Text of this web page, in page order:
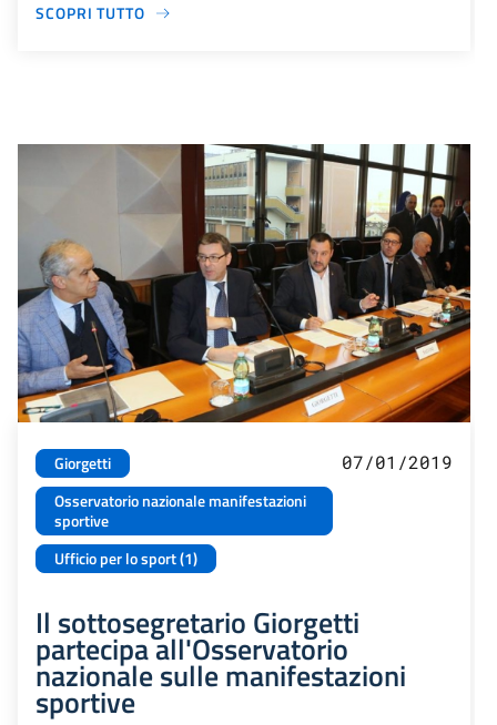
SCOPRI TUTTO
Giorgetti
Osservatorio nazionale manifestazioni
sportive
Ufficio per lo sport (1)
07/01/2019
Il sottosegretario Giorgetti
partecipa all'Osservatorio
nazionale sulle manifestazioni
sportive